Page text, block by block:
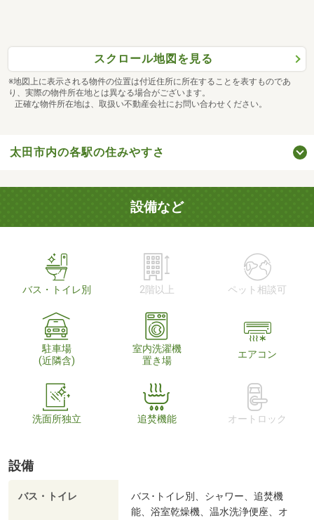
スクロール地図を見る
※地図上に表示される物件の位置は付近住所に所在することを表すものであ
り、実際の物件所在地とは異なる場合がございます。
正確な物件所在地は、取扱い不動産会社にお問い合わせください。
太田市内の各駅の住みやすさ
設備など
バス・トイレ別 2階以上 ペット相談可
駐車場
(近隣含)
室内洗濯機
置き場
エアコン
洗面所独立 追焚機能 オートロック
設備
バス・トイレ
バス･トイレ別、シャワー、追焚機
能、浴室乾燥機、温水洗浄便座、オ